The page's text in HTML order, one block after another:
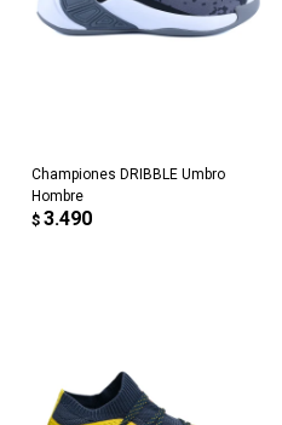
Championes DRIBBLE Umbro
Hombre
$ 3.490